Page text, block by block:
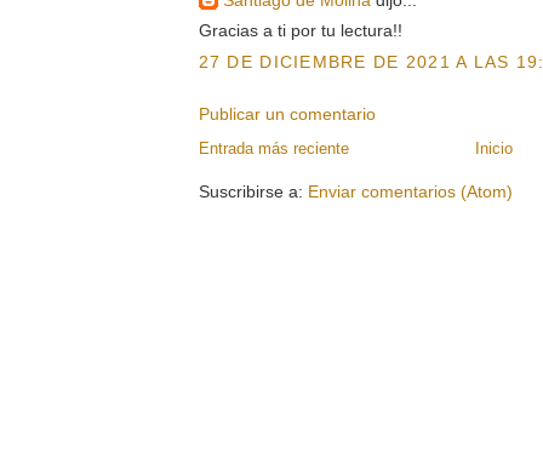
Gracias a ti por tu lectura!!
27 DE DICIEMBRE DE 2021 A LAS
Publicar un comentario
Entrada más reciente Inicio
Suscribirse a: Enviar comentarios (Atom)